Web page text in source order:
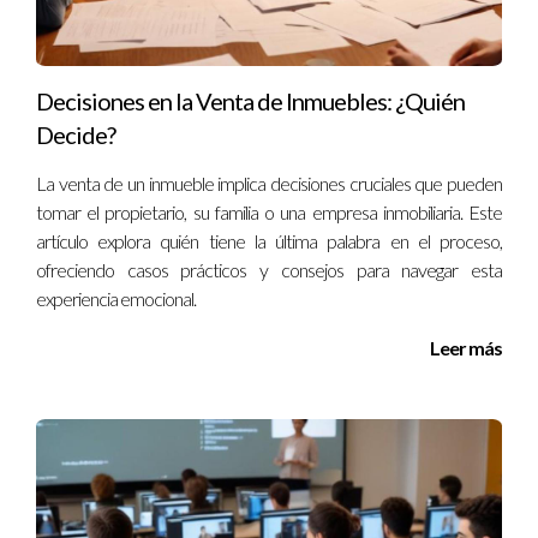
¿Qué factores influyen más en la decisión de
compra?
Los factores emocionales suelen ser muy relevantes; además
del deseo personal del comprador, la opinión y el apoyo
¿Es común que las familias intervengan en estas
decisiones?
Sí, es bastante común que los familiares se involucren por
seres queridos en estas decisiones?
Fomentando un diálogo abierto donde cada parte pueda
expresar sus opiniones y preocupaciones sin sentirse
Decisiones en la Venta de Inmuebles: ¿Quién
Decide?
La venta de un inmueble implica decisiones cruciales que pueden
tomar el propietario, su familia o una empresa inmobiliaria. Este
artículo explora quién tiene la última palabra en el proceso,
ofreciendo casos prácticos y consejos para navegar esta
experiencia emocional.
Leer más